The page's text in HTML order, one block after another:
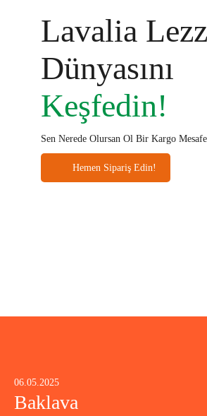
Lavalia
Dünyasını
Keşfedin!
Sen Nerede Olursan Ol Bir Kargo
Hemen Sipariş Edin!
06.05.2025
Baklava